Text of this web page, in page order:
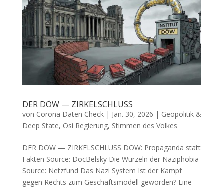
DER DÖW — ZIRKELSCHLUSS
von Corona Daten Check| Jan. 30, 2026 | Geopolitik &
Deep State, Ösi Regierung, Stimmen des Volkes
DER DÖW — ZIRKELSCHLUSS DÖW: Pro­pa­gan­da statt
Fakten Source: Doc­Bel­sky Die Wur­zeln der Naziphobia
Source: Netz­fund Das Nazi System Ist der Kampf
gegen Rechts zum Geschäfts­mo­dell geworden? Eine